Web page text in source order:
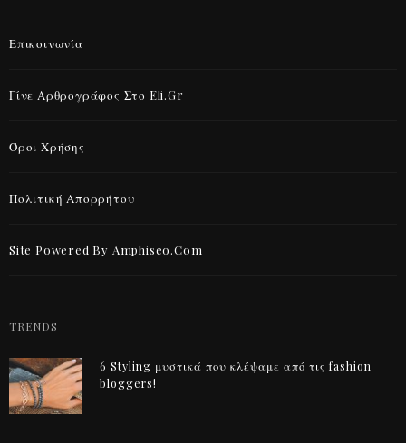
Επικοινωνία
Γίνε Αρθρογράφος Στο Eli.gr
Όροι Χρήσης
Πολιτική Απορρήτου
Site Powered By Amphiseo.com
TRENDS
6 Styling μυστικά που κλέψαμε από τις fashion
bloggers!